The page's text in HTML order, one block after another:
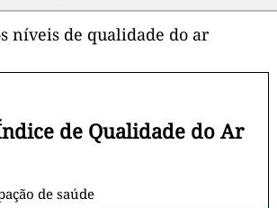
níveis de qualidade do ar
de Qualidade do Ar
de saúde